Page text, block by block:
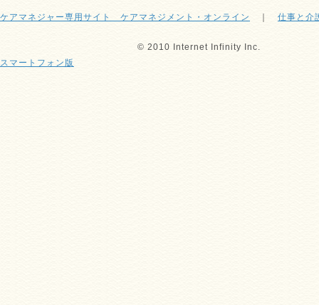
ケアマネジャー専用サイト ケアマネジメント・オンライン 仕事と介
© 2010 Internet Infinity Inc.
スマートフォン版